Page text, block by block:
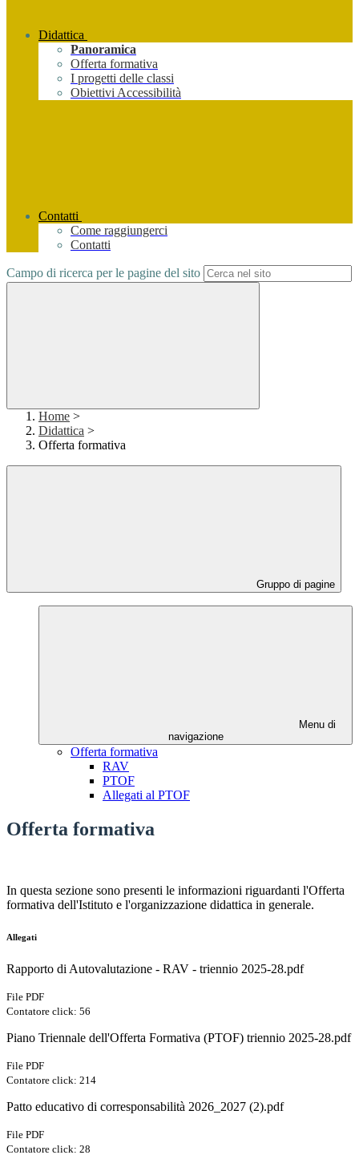
Didattica
Panoramica
Offerta formativa
I progetti delle classi
Obiettivi Accessibilità
Contatti
Come raggiungerci
Contatti
Campo di ricerca per le pagine del sito
Home >
Didattica >
Offerta formativa
Gruppo di pagine
Menu di
navigazione
Offerta formativa
RAV
PTOF
Allegati al PTOF
Offerta formativa
In questa sezione sono presenti le informazioni riguardanti l'Offerta
formativa dell'Istituto e l'organizzazione didattica in generale.
Allegati
Rapporto di Autovalutazione - RAV - triennio 2025-28.pdf
File PDF
Contatore click: 56
Piano Triennale dell'Offerta Formativa (PTOF) triennio 2025-28.pdf
File PDF
Contatore click: 214
Patto educativo di corresponsabilità 2026_2027 (2).pdf
File PDF
Contatore click: 28